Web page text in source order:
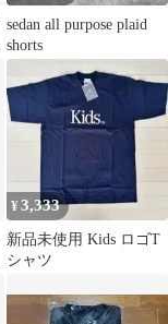
sedan all purpose plaid
shorts
¥3,333
新品未使用 Kids ロゴT
シャツ